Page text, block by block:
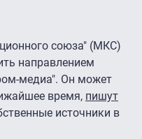
союза" (МКС)
направлением
медиа". Он может
время, пишут
источники в